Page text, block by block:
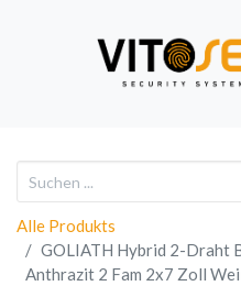
Alle Produkts
GOLIATH Hybrid 2-Draht
Anthrazit 2 Fam 2x7 Zoll